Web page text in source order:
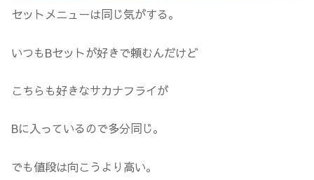
セットメニューは同じ気がする。
いつもBセットが好きで頼むんだけど
こちらも好きなサカナフライが
Bに入っているので多分同じ。
でも値段は向こうより高い。